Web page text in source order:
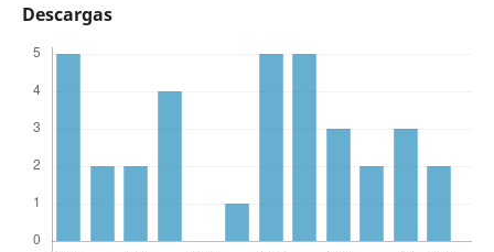
Descargas